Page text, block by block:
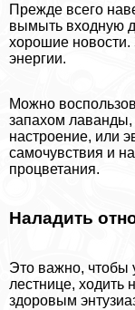
Прежде всего
вымыть входную
хорошие новости.
энергии.
Можно
запахом лаванды,
настроение, или
самочувствия и
процветания.
Наладить
Это важно, чтобы
лестнице, ходить
здоровым